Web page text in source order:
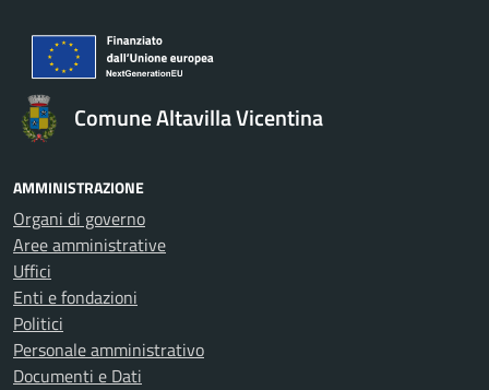
Comune Altavilla Vicentina
AMMINISTRAZIONE
Organi di governo
Aree amministrative
Uffici
Enti e fondazioni
Politici
Personale amministrativo
Documenti e Dati